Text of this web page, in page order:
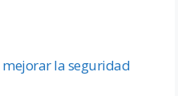
mejorar la seguridad